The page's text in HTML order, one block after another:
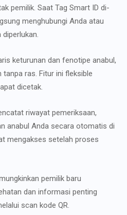
pemilik. Saat Tag Smart ID di-
menghubungi Anda atau
keturunan dan fenotipe anabul,
ras. Fitur ini fleksible
dicetak.
riwayat pemeriksaan,
anabul Anda secara otomatis di
mengakses setelah proses
pemilik baru
dan informasi penting
scan kode QR.